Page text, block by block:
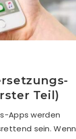
Teil)
Apps werden
sein. Wenn